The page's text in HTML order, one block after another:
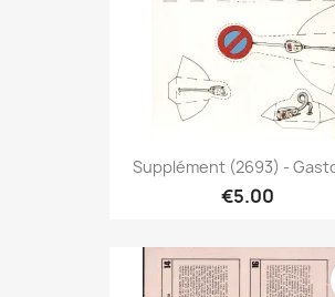
Supplément (2693) -
€5.00